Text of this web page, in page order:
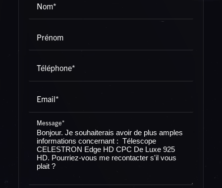
Rechercher
Nom*
Prénom
Téléphone*
Email*
Message*